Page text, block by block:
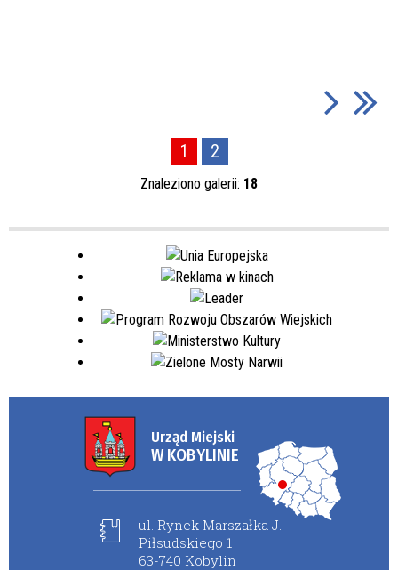
1 2
Znaleziono galerii: 18
Urząd Miejski
W KOBYLINIE
ul. Rynek Marszałka J.
Piłsudskiego 1
63-740 Kobylin